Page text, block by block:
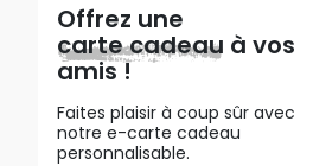
Offrez une
carte cadeau à vos
amis !
Faites plaisir à coup sûr avec
notre e-carte cadeau
personnalisable.